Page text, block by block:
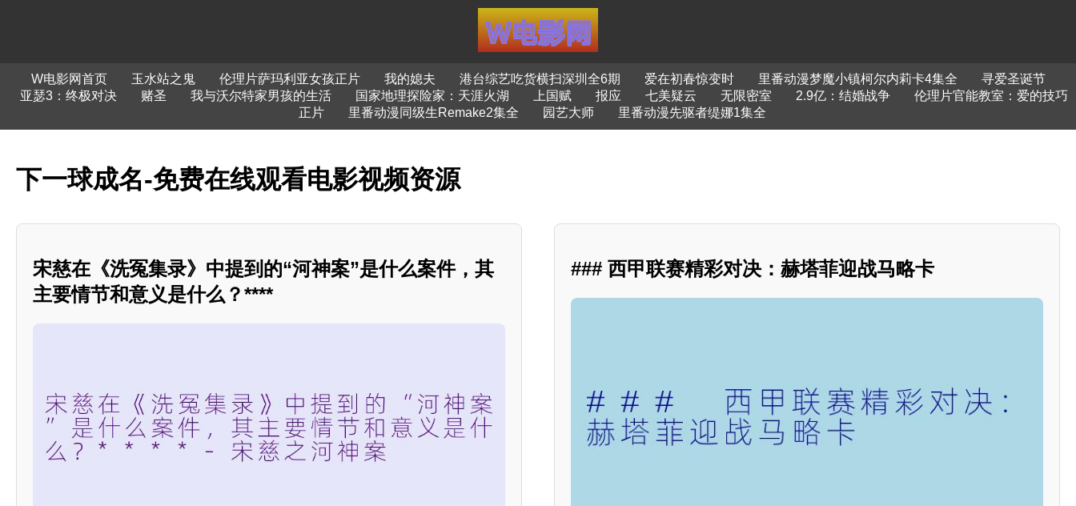
W电影网首页 玉水站之鬼 伦理片萨玛利亚女孩正片 我的媳夫 港台综艺吃货横扫深圳全6期 爱在初春惊变时 里番动漫梦魔小镇柯尔内莉卡4集全
寻爱圣诞节
亚瑟3：终极对决
赌圣 我与沃尔特家男孩的生活 国家地理探险家：天涯火湖 上国赋 报应 七美疑云 无限密室 2.9亿：结婚战争
伦理片官能教室：爱的技巧
正片
里番动漫同级生Remake2集全 园艺大师 里番动漫先驱者缇娜1集全
下一球成名-免费在线观看电影视频资源
宋慈在《洗冤集录》中提到的“河神案”是什么案件，其
主要情节和意义是什么？****
### 西甲联赛精彩对决：赫塔菲迎战马略卡